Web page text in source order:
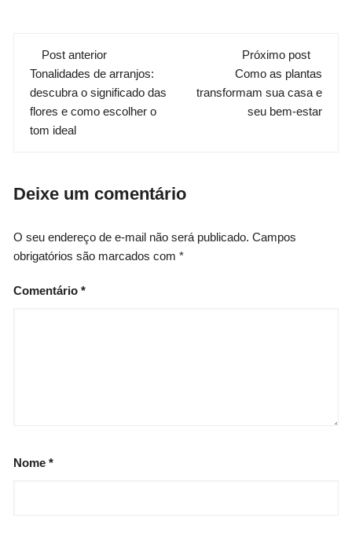
Navegação
de
post
Post anterior
Tonalidades de arranjos:
descubra o significado das
flores e como escolher o
tom ideal
Próximo post
Como as plantas
transformam sua casa e
seu bem-estar
Deixe um comentário
O seu endereço de e-mail não será publicado. Campos
obrigatórios são marcados com*
Comentário*
Nome*